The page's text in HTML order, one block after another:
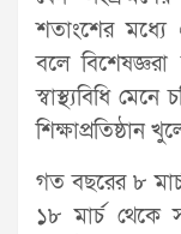
শতাংশের মধ্যে
বলে
স্বাস্থ্যবিধি
শিক্ষাপ্রতিষ্ঠান
গত বছরের ৮
১৮ মার্চ থেকে